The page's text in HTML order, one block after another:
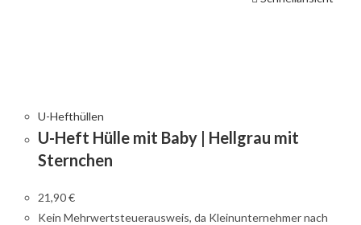
U-Hefthüllen
U-Heft Hülle mit Baby | Hellgrau mit
Sternchen
21,90€
Kein Mehrwertsteuerausweis, da Kleinunternehmer nach